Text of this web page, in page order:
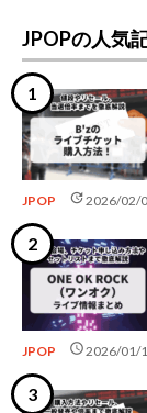
JPOPの人気
JPOP update2026/02/
JPOP schedule2026/01/